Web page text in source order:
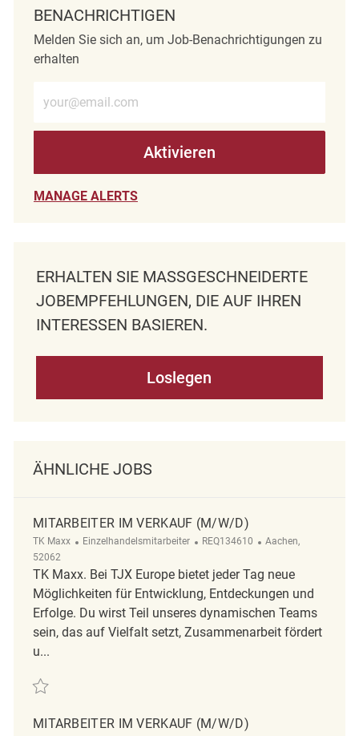
BENACHRICHTIGEN
Melden Sie sich an, um Job-Benachrichtigungen zu
erhalten
Aktivieren
MANAGE ALERTS
ERHALTEN SIE MASSGESCHNEIDERTE J
OBEMPFEHLUNGEN, DIE AUF IHREN I
NTERESSEN BASIEREN.
Loslegen
ÄHNLICHE JOBS
MITARBEITER IM VERKAUF (M/W/D)
TK Maxx Kategorie
Einzelhandelsmitarbeiter ReqId
REQ134610 Ort
Aachen,
52062
TK Maxx. Bei TJX Europe bietet jeder Tag neue
Möglichkeiten für Entwicklung, Entdeckungen und
Erfolge. Du wirst Teil unseres dynamischen Teams
sein, das auf Vielfalt setzt, Zusammenarbeit fördert
u...
Retten Mitarbeiter Im Verkauf (m/w/d) REQ134610
MITARBEITER IM VERKAUF (M/W/D)